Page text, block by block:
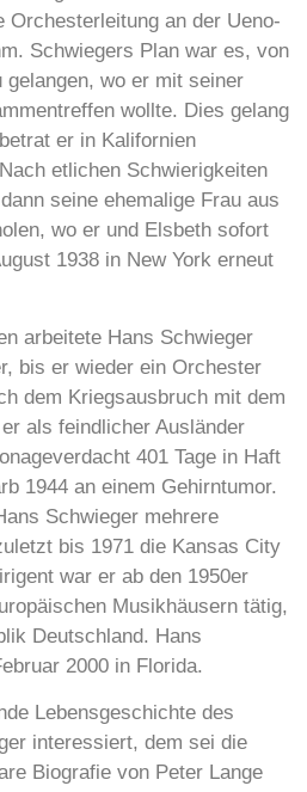
Orchesterleitung an der Ueno-
Schwiegers Plan war es, von
wo er mit seiner
wollte. Dies gelang
er in Kalifornien
etlichen Schwierigkeiten
seine ehemalige Frau aus
wo er und Elsbeth sofort
1938 in New York erneut
arbeitete Hans Schwieger
bis er wieder ein Orchester
dem Kriegsausbruch mit dem
als feindlicher Ausländer
401 Tage in Haft
1944 an einem Gehirntumor.
Schwieger mehrere
bis 1971 die Kansas City
war er ab den 1950er
Musikhäusern tätig,
Deutschland. Hans
2000 in Florida.
Lebensgeschichte des
interessiert, dem sei die
Biografie von Peter Lange